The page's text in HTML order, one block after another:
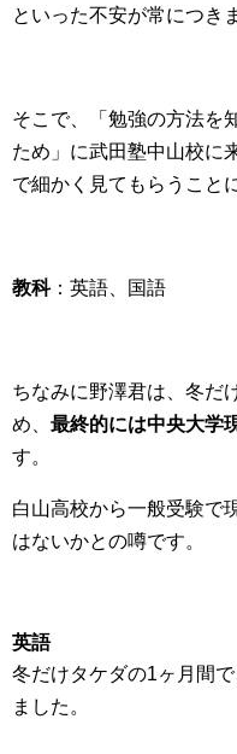
といった不安が常につき
そこで、「勉強の方法を
ため」に武田塾中山校に
で細かく見てもらうこと
教科：英語、国語
ちなみに野澤君は、冬だ
め、 最終的には中央大学
す。
白山高校から一般受験で
はないかとの噂です。
英語
冬だけタケダの1ヶ月間
ました。